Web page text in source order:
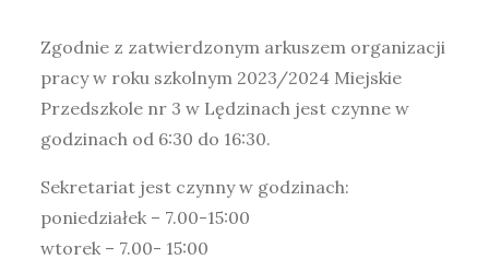
Zgodnie z zatwierdzonym arkuszem organizacji
pracy w roku szkolnym 2023/2024 Miejskie
Przedszkole nr 3 w Lędzinach jest czynne w
godzinach od 6:30 do 16:30.
Sekretariat jest czynny w godzinach:
poniedziałek – 7.00-15:00
wtorek – 7.00- 15:00